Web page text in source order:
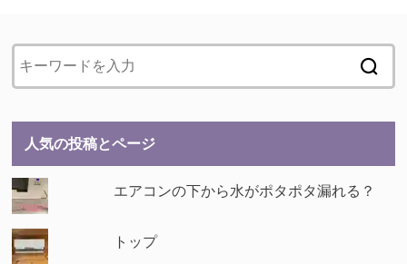
人気の投稿とページ
エアコンの下から水がポタポタ漏れる？
トップ